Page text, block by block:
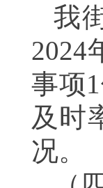
我
2024
事项1
及时
况。